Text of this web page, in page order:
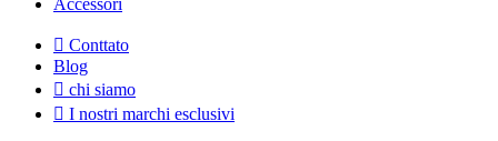
Conttato
Blog
chi siamo
I nostri marchi esclusivi